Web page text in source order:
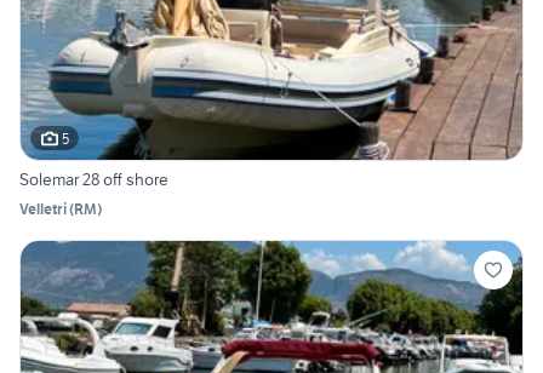
5
Solemar 28 off shore
Velletri(RM)